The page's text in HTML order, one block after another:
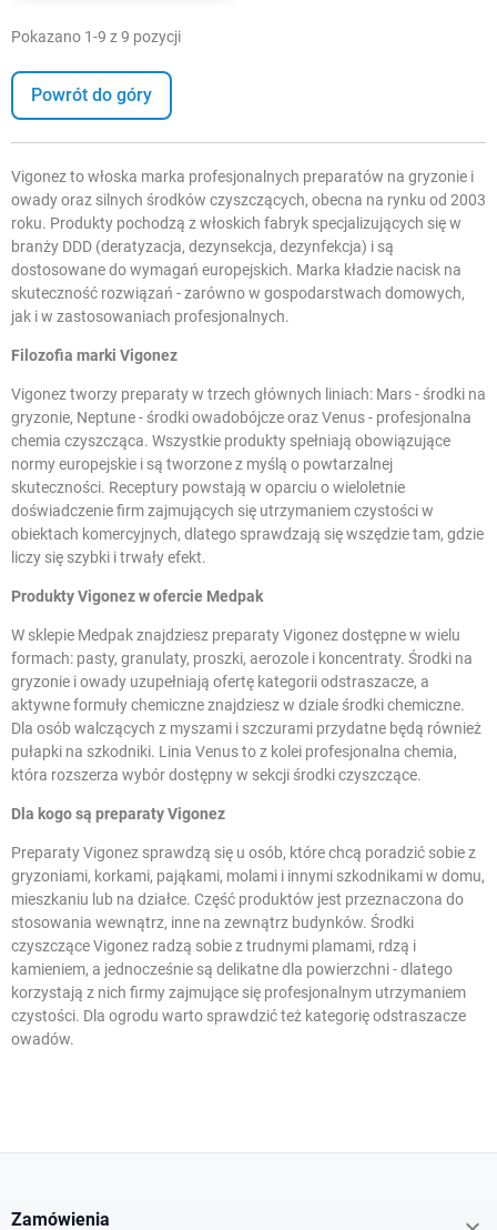
Pokazano 1-9 z 9 pozycji
Powrót do góry
Vigonez to włoska marka profesjonalnych preparatów na gryzonie i
owady oraz silnych środków czyszczących, obecna na rynku od 2003
roku. Produkty pochodzą z włoskich fabryk specjalizujących się w
branży DDD (deratyzacja, dezynsekcja, dezynfekcja) i są
dostosowane do wymagań europejskich. Marka kładzie nacisk na
skuteczność rozwiązań - zarówno w gospodarstwach domowych,
jak i w zastosowaniach profesjonalnych.
Filozofia marki Vigonez
Vigonez tworzy preparaty w trzech głównych liniach: Mars - środki na
gryzonie, Neptune - środki owadobójcze oraz Venus - profesjonalna
chemia czyszcząca. Wszystkie produkty spełniają obowiązujące
normy europejskie i są tworzone z myślą o powtarzalnej
skuteczności. Receptury powstają w oparciu o wieloletnie
doświadczenie firm zajmujących się utrzymaniem czystości w
obiektach komercyjnych, dlatego sprawdzają się wszędzie tam, gdzie
liczy się szybki i trwały efekt.
Produkty Vigonez w ofercie Medpak
W sklepie Medpak znajdziesz preparaty Vigonez dostępne w wielu
formach: pasty, granulaty, proszki, aerozole i koncentraty. Środki na
gryzonie i owady uzupełniają ofertę kategoriiodstraszacze, a
aktywne formuły chemiczne znajdziesz w dziale środki chemiczne.
Dla osób walczących z myszami i szczurami przydatne będą również
pułapki na szkodniki. Linia Venus to z kolei profesjonalna chemia,
która rozszerza wybór dostępny w sekcji środki czyszczące.
Dla kogo są preparaty Vigonez
Preparaty Vigonez sprawdzą się u osób, które chcą poradzić sobie z
gryzoniami, korkami, pająkami, molami i innymi szkodnikami w domu,
mieszkaniu lub na działce. Część produktów jest przeznaczona do
stosowania wewnątrz, inne na zewnątrz budynków. Środki
czyszczące Vigonez radzą sobie z trudnymi plamami, rdzą i
kamieniem, a jednocześnie są delikatne dla powierzchni - dlatego
korzystają z nich firmy zajmujące się profesjonalnym utrzymaniem
czystości. Dla ogrodu warto sprawdzić też kategorięodstraszacze
owadów.
Zamówienia